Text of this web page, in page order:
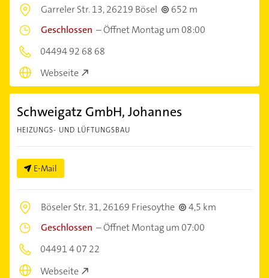
Garreler Str. 13,26219 Bösel
652 m
Geschlossen –Öffnet Montag um 08:00
04494 92 68 68
Webseite
Schweigatz GmbH, Johannes
HEIZUNGS- UND LÜFTUNGSBAU
E-Mail
Böseler Str. 31,26169 Friesoythe
4,5 km
Geschlossen –Öffnet Montag um 07:00
04491 4 07 22
Webseite